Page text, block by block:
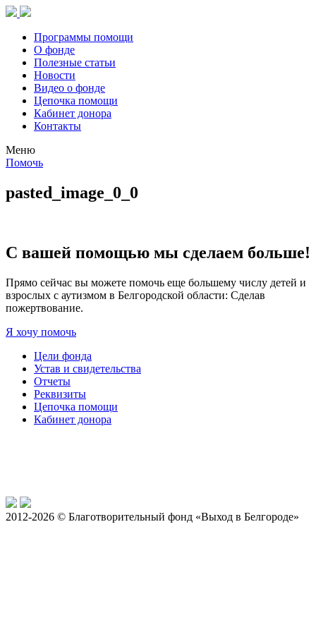
Программы помощи
О фонде
Полезные статьи
Новости
Видео о фонде
Цепочка помощи
Кабинет донора
Контакты
Меню
Помочь
pasted_image_0_0
С вашей помощью мы сделаем больше!
Прямо сейчас вы можете помочь еще большему числу детей и
взрослых с аутизмом в Белгородской области: Сделав
пожертвование.
Я хочу помочь
Цели фонда
Устав и свидетельства
Отчеты
Реквизиты
Цепочка помощи
Кабинет донора
2012-2026 © Благотворительный фонд «Выход в Белгороде»